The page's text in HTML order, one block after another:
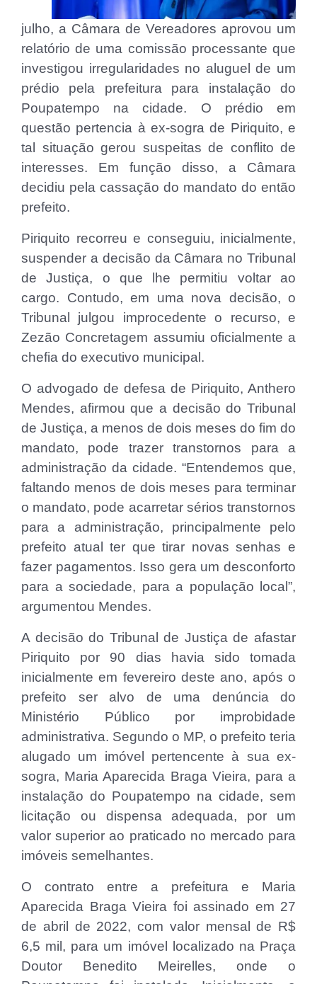
julho, a Câmara de Vereadores aprovou um
relatório de uma comissão processante que
investigou irregularidades no aluguel de um
prédio pela prefeitura para instalação do
Poupatempo na cidade. O prédio em
questão pertencia à ex-sogra de Piriquito, e
tal situação gerou suspeitas de conflito de
interesses. Em função disso, a Câmara
decidiu pela cassação do mandato do então
prefeito.
Piriquito recorreu e conseguiu, inicialmente,
suspender a decisão da Câmara no Tribunal
de Justiça, o que lhe permitiu voltar ao
cargo. Contudo, em uma nova decisão, o
Tribunal julgou improcedente o recurso, e
Zezão Concretagem assumiu oficialmente a
chefia do executivo municipal.
O advogado de defesa de Piriquito, Anthero
Mendes, afirmou que a decisão do Tribunal
de Justiça, a menos de dois meses do fim do
mandato, pode trazer transtornos para a
administração da cidade. “Entendemos que,
faltando menos de dois meses para terminar
o mandato, pode acarretar sérios transtornos
para a administração, principalmente pelo
prefeito atual ter que tirar novas senhas e
fazer pagamentos. Isso gera um desconforto
para a sociedade, para a população local”,
argumentou Mendes.
A decisão do Tribunal de Justiça de afastar
Piriquito por 90 dias havia sido tomada
inicialmente em fevereiro deste ano, após o
prefeito ser alvo de uma denúncia do
Ministério Público por improbidade
administrativa. Segundo o MP, o prefeito teria
alugado um imóvel pertencente à sua ex-
sogra, Maria Aparecida Braga Vieira, para a
instalação do Poupatempo na cidade, sem
licitação ou dispensa adequada, por um
valor superior ao praticado no mercado para
imóveis semelhantes.
O contrato entre a prefeitura e Maria
Aparecida Braga Vieira foi assinado em 27
de abril de 2022, com valor mensal de R$
6,5 mil, para um imóvel localizado na Praça
Doutor Benedito Meirelles, onde o